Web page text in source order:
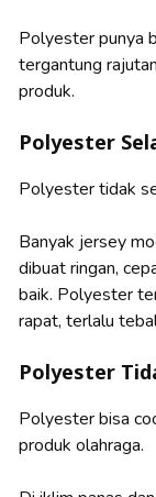
Polyester punya
tergantung
produk.
Polyester
Polyester tidak
Banyak jersey
dibuat ringan,
baik. Polyester
rapat, terlalu
Polyester
Polyester bisa
produk olahraga.